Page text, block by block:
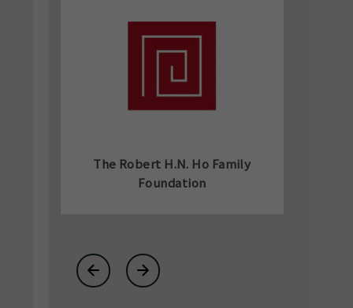
The Robert H.N. Ho Family
Foundation
→